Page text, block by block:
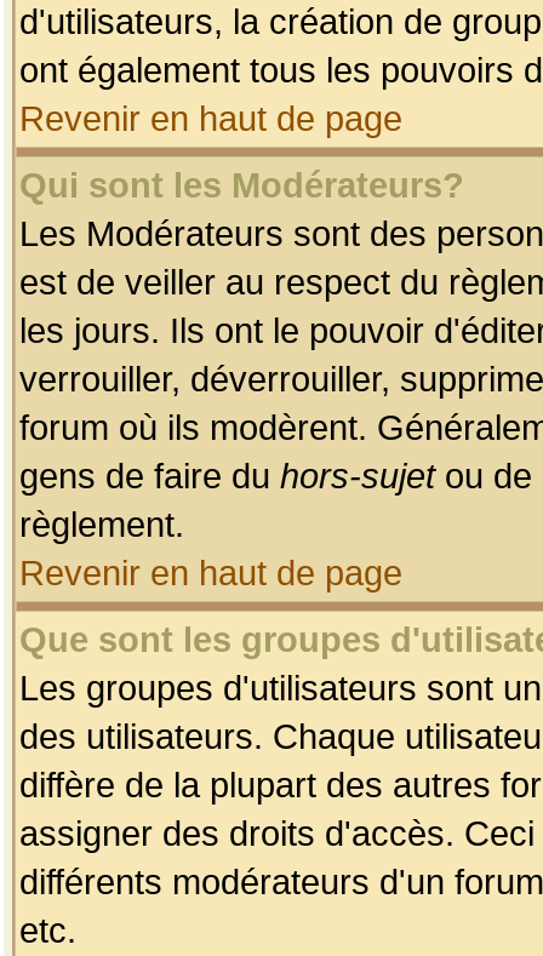
d'utilisateurs, la création de
ont également tous les pouvoirs
Revenir en haut de page
Qui sont les Modérateurs?
Les Modérateurs sont des
est de veiller au respect du
les jours. Ils ont le pouvoir
verrouiller, déverrouiller,
forum où ils modèrent.
gens de faire du hors-sujetou de
règlement.
Revenir en haut de page
Que sont les groupes
Les groupes d'utilisateurs sont
des utilisateurs. Chaque
diffère de la plupart des autres
assigner des droits d'accès.
différents modérateurs d'un
etc.